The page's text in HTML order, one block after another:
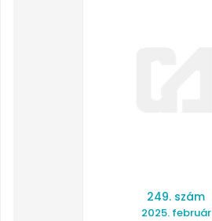
249. szám
2025. február